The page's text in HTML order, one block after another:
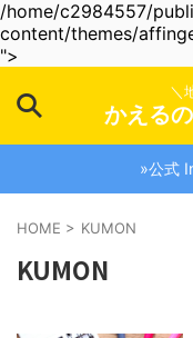
/home/c2984557/
content/themes/
">
＼
かえる
»公式
HOME > KUMON
KUMON